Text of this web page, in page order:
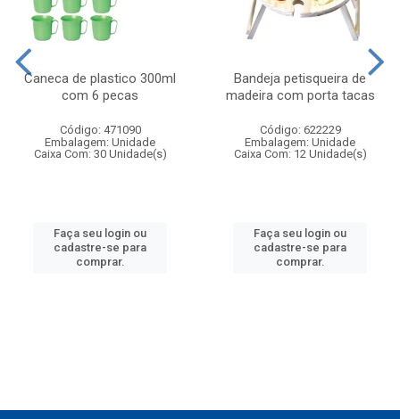
Caneca de plastico 300ml
com 6 pecas
Código: 471090
Embalagem: Unidade
Caixa Com: 30 Unidade(s)
Faça seu login ou
cadastre-se para
comprar.
Bandeja petisqueira de
madeira com porta tacas
Código: 622229
Embalagem: Unidade
Caixa Com: 12 Unidade(s)
Faça seu login ou
cadastre-se para
comprar.